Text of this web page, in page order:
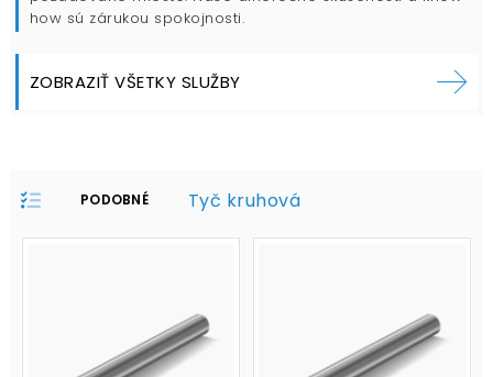
how sú zárukou spokojnosti.
ZOBRAZIŤ VŠETKY SLUŽBY
PODOBNÉ
PROFILE:
Tyč kruhová